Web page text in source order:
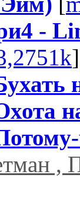
-
]
,